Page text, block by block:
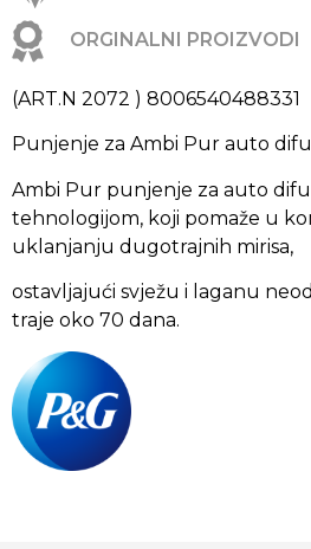
ORGINALNI PROIZVODI
(ART.N 2072 ) 8006540488331
Punjenje za Ambi Pur auto
Ambi Pur punjenje za auto
tehnologijom, koji pomaže u
uklanjanju dugotrajnih mirisa,
ostavljajući svježu i laganu
traje oko 70 dana.